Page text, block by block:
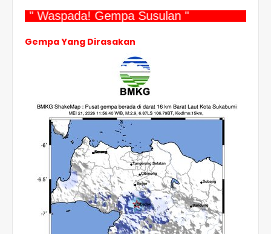
" Waspada! Gempa Susulan "
Gempa Yang Dirasakan